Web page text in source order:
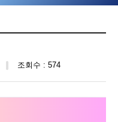
조회수 : 574